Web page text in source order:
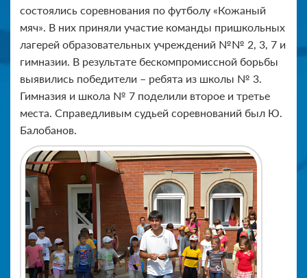
состоялись соревнования по футболу «Кожаный
мяч». В них приняли участие команды пришкольных
лагерей образовательных учреждений №№ 2, 3, 7 и
гимназии. В результате бескомпромиссной борьбы
выявились победители – ребята из школы № 3.
Гимназия и школа № 7 поделили второе и третье
места. Справедливым судьей соревнований был Ю.
Балобанов.